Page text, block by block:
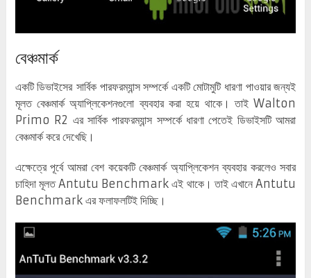
বেঞ্চমার্ক
একটি ডিভাইসের সার্বিক পারফরম্যান্স সম্পর্কে একটি মোটামুটি ধারণা পাওয়ার জন্যই
মূলত বেঞ্চমার্ক অ্যাপ্লিকেশনগুলো ব্যবহার করা হয়ে থাকে। তাই Walton
Primo R2 এর সার্বিক পারফরম্যান্স সম্পর্কে ধারণা পেতেই ডিভাইসটি আমরা
বেঞ্চমার্ক করে দেখেছি।
এক্ষেত্রে পূর্বে আমরা বেশ কয়েকটি বেঞ্চমার্ক অ্যাপ্লিকেশন ব্যবহার করলেও সবার
চাহিদা মূলত Antutu Benchmark এই থাকে। তাই এখানে Antutu
Benchmark এর ফলাফলটিই দিচ্ছি।